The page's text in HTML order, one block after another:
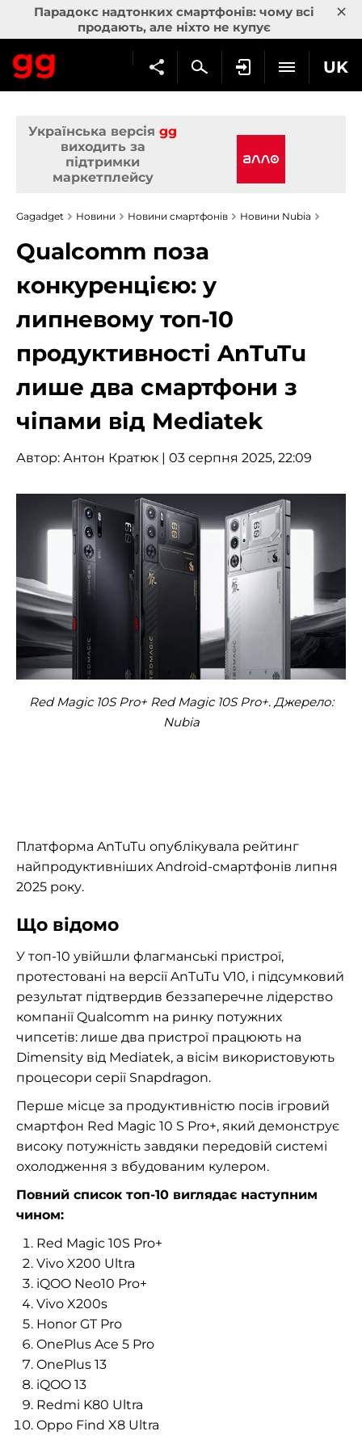
Парадокс надтонких смартфонів: чому всі
продають, але ніхто не купує
×
UK
Українська версія gg
виходить за
підтримки
маркетплейсу
Gagadget Новини Новини смартфонів Новини Nubia
Qualcomm поза
конкуренцією: у
липневому топ-10
продуктивності AnTuTu
лише два смартфони з
чіпами від Mediatek
Автор: Антон Кратюк | 03 серпня 2025, 22:09
Red Magic 10S Pro+ Red Magic 10S Pro+. Джерело:
Nubia
Платформа AnTuTu опублікувала рейтинг
найпродуктивніших Android-смартфонів липня
2025 року.
Що відомо
У топ-10 увійшли флагманські пристрої,
протестовані на версії AnTuTu V10, і підсумковий
результат підтвердив беззаперечне лідерство
компанії Qualcomm на ринку потужних
чипсетів: лише два пристрої працюють на
Dimensity від Mediatek, а вісім використовують
процесори серії Snapdragon.
Перше місце за продуктивністю посів ігровий
смартфон Red Magic 10 S Pro+, який демонструє
високу потужність завдяки передовій системі
охолодження з вбудованим кулером.
Повний список топ-10 виглядає наступним
чином:
Red Magic 10S Pro+
Vivo X200 Ultra
iQOO Neo10 Pro+
Vivo X200s
Honor GT Pro
OnePlus Ace 5 Pro
OnePlus 13
iQOO 13
Redmi K80 Ultra
Oppo Find X8 Ultra